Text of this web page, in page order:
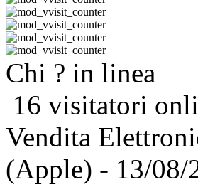
Chi ? in linea
16 visitatori
Vendita
(Apple) - 13/08/